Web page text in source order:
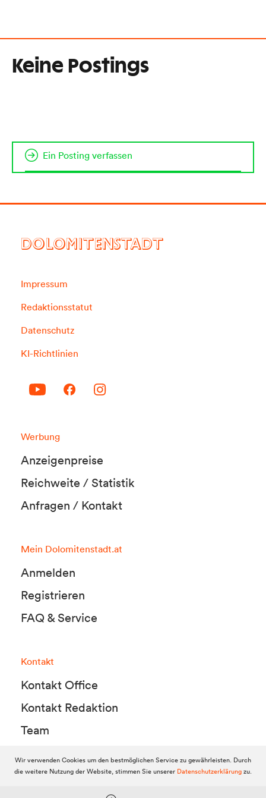
Keine Postings
Ein Posting verfassen
DOLOMITENSTADT
Impressum
Redaktionsstatut
Datenschutz
KI-Richtlinien
Werbung
Anzeigenpreise
Reichweite / Statistik
Anfragen / Kontakt
Mein Dolomitenstadt.at
Anmelden
Registrieren
FAQ & Service
Kontakt
Kontakt Office
Kontakt Redaktion
Team
© 2010-2026 Dolomitenstadt.at
Wir verwenden Cookies um den bestmöglichen Service zu gewährleisten. Durch
die weitere Nutzung der Website, stimmen Sie unserer Datenschutzerklärungzu.